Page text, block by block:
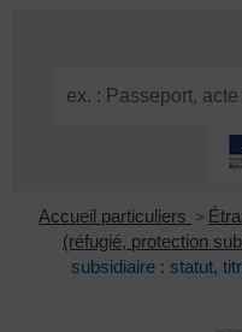
Accueil particuliers >
(réfugié, protection
subsidiaire : statut,